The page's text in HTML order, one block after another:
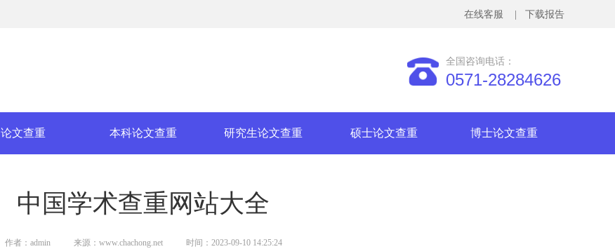
论文查重 本科论文查重 研究生论文查重 硕士论文查重 博士论文查重
全国咨询电话：
0571-28284626
| 下载报告
在线客服
中国学术查重网站大全
作者：admin 来源：www.chachong.net 时间：2023-09-10 14:25:24